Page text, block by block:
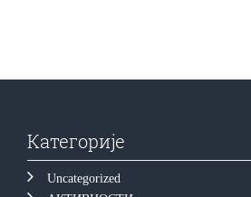
Категорије
Uncategorized